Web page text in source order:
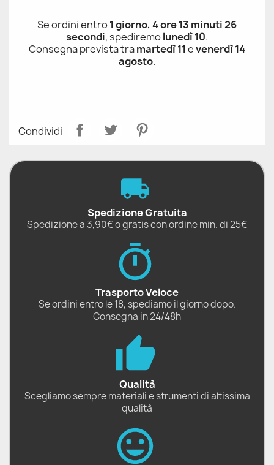
Se ordini entro1 giorno, 4 ore 13 minuti 26
secondi, spediremolunedì 10.
Consegna prevista tramartedì 11evenerdì 14
agosto.
Condividi
Spedizione Gratuita
Spedizione a 3,90€ o gratis con ordine min. di 25€
Trasporto Veloce
Se ordini entro le 18, spediamo il giorno dopo.
Consegna in 24/48h
Qualità
Scegliamo sempre materiali e strumenti di altissima
qualità